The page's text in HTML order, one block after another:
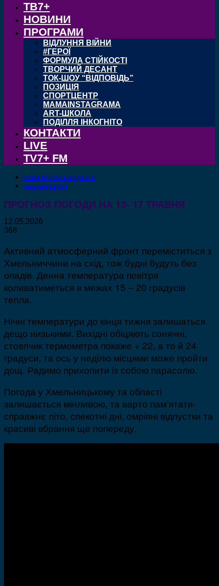
ТВ7+
НОВИНИ
ПРОГРАМИ
ВІДЛУННЯ ВІЙНИ
#ГЕРОЇ
ФОРМУЛА СТІЙКОСТІ
ТВОРЧИЙ ДЕСАНТ
ТОК-ШОУ “ВІДПОВІДЬ”
ПОЗИЦІЯ
СПОРТЦЕНТР
MAMAINSTAGRAMA
ART-ШКОЛА
ПОДІЛЛЯ ІНКОГНІТО
КОНТАКТИ
LIVE
TV7+ FM
НОВИНИ ХМЕЛЬНИЦЬКОГО
ХМЕЛЬНИЦЬКИЙ
ПРОГНОЗ ПОГОДИ НА 13- 17 ТРАВНЯ
12.05.2026
368
Активний атмосферний фронт переміститься з
Хмельниччини на схід, тож будні будуть без
опадів. Денна температура повітря
коливатиметься в межах 15 – 20 градусів
тепла.
Нічні температури до кінця тижня залишаться
дещо низькими. Вихідні обіцяють сонячні,
стовпчик термометра покаже + 22, а то й 24
градуси, та ось у неділю місцями може пройти
дощ. Радимо прихопити із собою парасолю.
Погода у Хмельницькому та області
залишається мінливою, та варто пам’ятати-
справжнє літо, спекотні дні, омріяні відпустки та
красиві вбрання ще попереду.